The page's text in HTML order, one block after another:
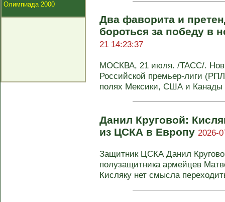
Олимпиада 2000
Два фаворита и
бороться за победу в
21 14:23:37
МОСКВА, 21 июля. /ТАСС/.
Российской премьер-лиги
полях Мексики, США и Канады
Данил Круговой:
из ЦСКА в Европу 2026-
Защитник ЦСКА Данил
полузащитника армейцев
Кисляку нет смысла